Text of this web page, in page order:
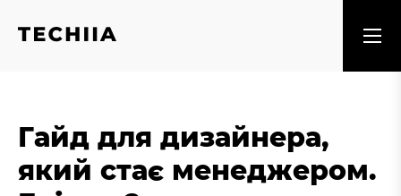
Гайд для дизайнера,
який стає менеджером.